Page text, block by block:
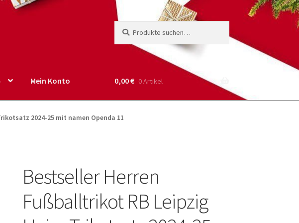
nach:
Mein Konto 0,00€ 0 Artikel
2024-25 mit namen Openda 11
Bestseller Herren
Fußballtrikot RB Leipzig